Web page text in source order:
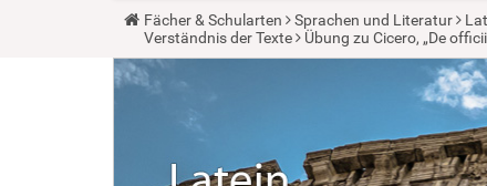
Y
u
a
r
Fächer & Schularten Sprachen und Literatur
Verständnis der Texte
Übung zu Cicero, „De